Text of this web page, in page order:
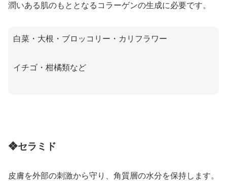
潤いある肌のもととなるコラーゲンの生成に必要です。
白菜・大根・ブロッコリー・カリフラワー
イチゴ・柑橘類など
❖セラミド
皮膚を外部の刺激から守り、角質層の水分を保持します。